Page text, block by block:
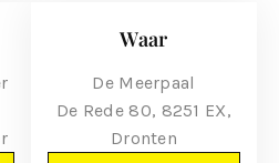
Waar
De Meerpaal
De Rede 80, 8251 EX,
Dronten